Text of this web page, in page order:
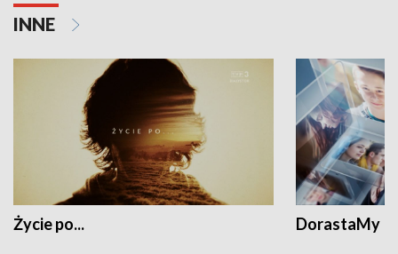
INNE
Życie po... DorastaMy